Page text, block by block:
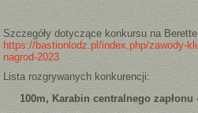
Szczegóły dotyczące konkursu na
https://bastionlodz.pl/index.php/zawody-
nagrod-2023
Lista rozgrywanych konkurencji:
100m, Karabin centralnego zapłonu